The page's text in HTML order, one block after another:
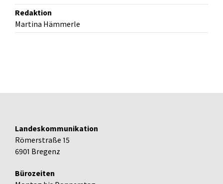
Redaktion
Martina Hämmerle
Landeskommunikation
Römerstraße 15
6901 Bregenz
Bürozeiten